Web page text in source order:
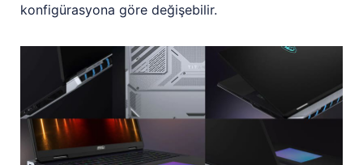
konfigürasyona göre değişebilir.